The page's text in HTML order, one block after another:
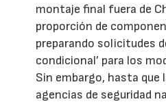
montaje final fuera de
proporción de
preparando solicitudes
condicional’ para los
Sin embargo, hasta que
agencias de seguridad